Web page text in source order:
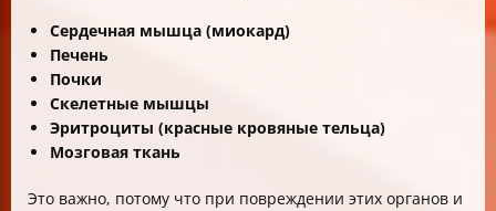
Сердечная мышца (миокард)
Печень
Почки
Скелетные мышцы
Эритроциты (красные кровяные тельца)
Мозговая ткань
Это важно, потому что при повреждении этих органов и